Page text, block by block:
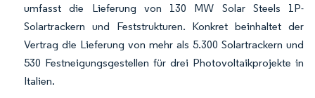
umfasst die Lieferung von 130 MW Solar Steels 1P-
Solartrackern und Feststrukturen. Konkret beinhaltet der
Vertrag die Lieferung von mehr als 5.300 Solartrackern und
530 Festneigungsgestellen für drei Photovoltaikprojekte in
Italien.